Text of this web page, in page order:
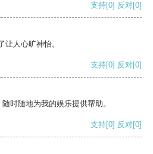
支持[0] 反对[0]
人心旷神怡。
支持[0] 反对[0]
时随地为我的娱乐提供帮助。
支持[0] 反对[0]